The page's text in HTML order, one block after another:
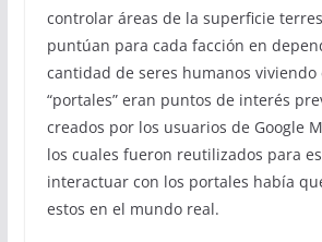
controlar áreas de la superficie
puntúan para cada facción en
cantidad de seres humanos viviendo
“portales” eran puntos de interés
creados por los usuarios de Google
los cuales fueron reutilizados para
interactuar con los portales había
estos en el mundo real.